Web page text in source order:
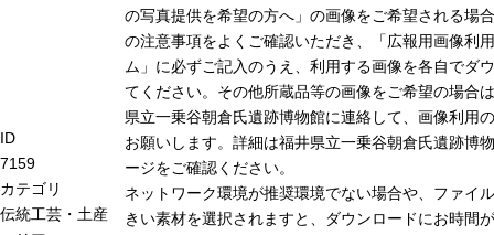
ID
7159
カテゴリ
伝統工芸・土産
の写真提供を希望の方へ」の画像をご希望される場
の注意事項をよくご確認いただき、「広報用画像利
ム」に必ずご記入のうえ、利用する画像を各自でダ
てください。その他所蔵品等の画像をご希望の場合
県立一乗谷朝倉氏遺跡博物館に連絡して、画像利用
お願いします。詳細は福井県立一乗谷朝倉氏遺跡博
ージをご確認ください。
ネットワーク環境が推奨環境でない場合や、ファイ
きい素材を選択されますと、ダウンロードにお時間